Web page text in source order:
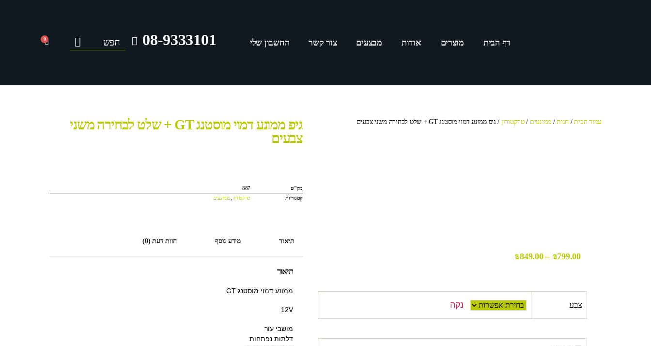
דף הבית מוצרים אודות מבצעים צור קשר החשבון שלי 08-9333101
0
עמוד הבית/ חנות/ ממונעים /טרקטורון / גיפ ממונע דמוי מוסטנג GT + שלט לבחירה משני צבעים
₪799.00
–
₪849.00
צבע נקה
גיפ ממונע דמוי מוסטנג GT + שלט לבחירה משני
צבעים
מק"ט
887
קטגוריות
טרקטורון, ממונעים
תיאור מידע נוסף חוות דעת (0)
תיאור
ממונע דמוי מוסטנג GT
12V
מושבי עור
דלתות נפתחות